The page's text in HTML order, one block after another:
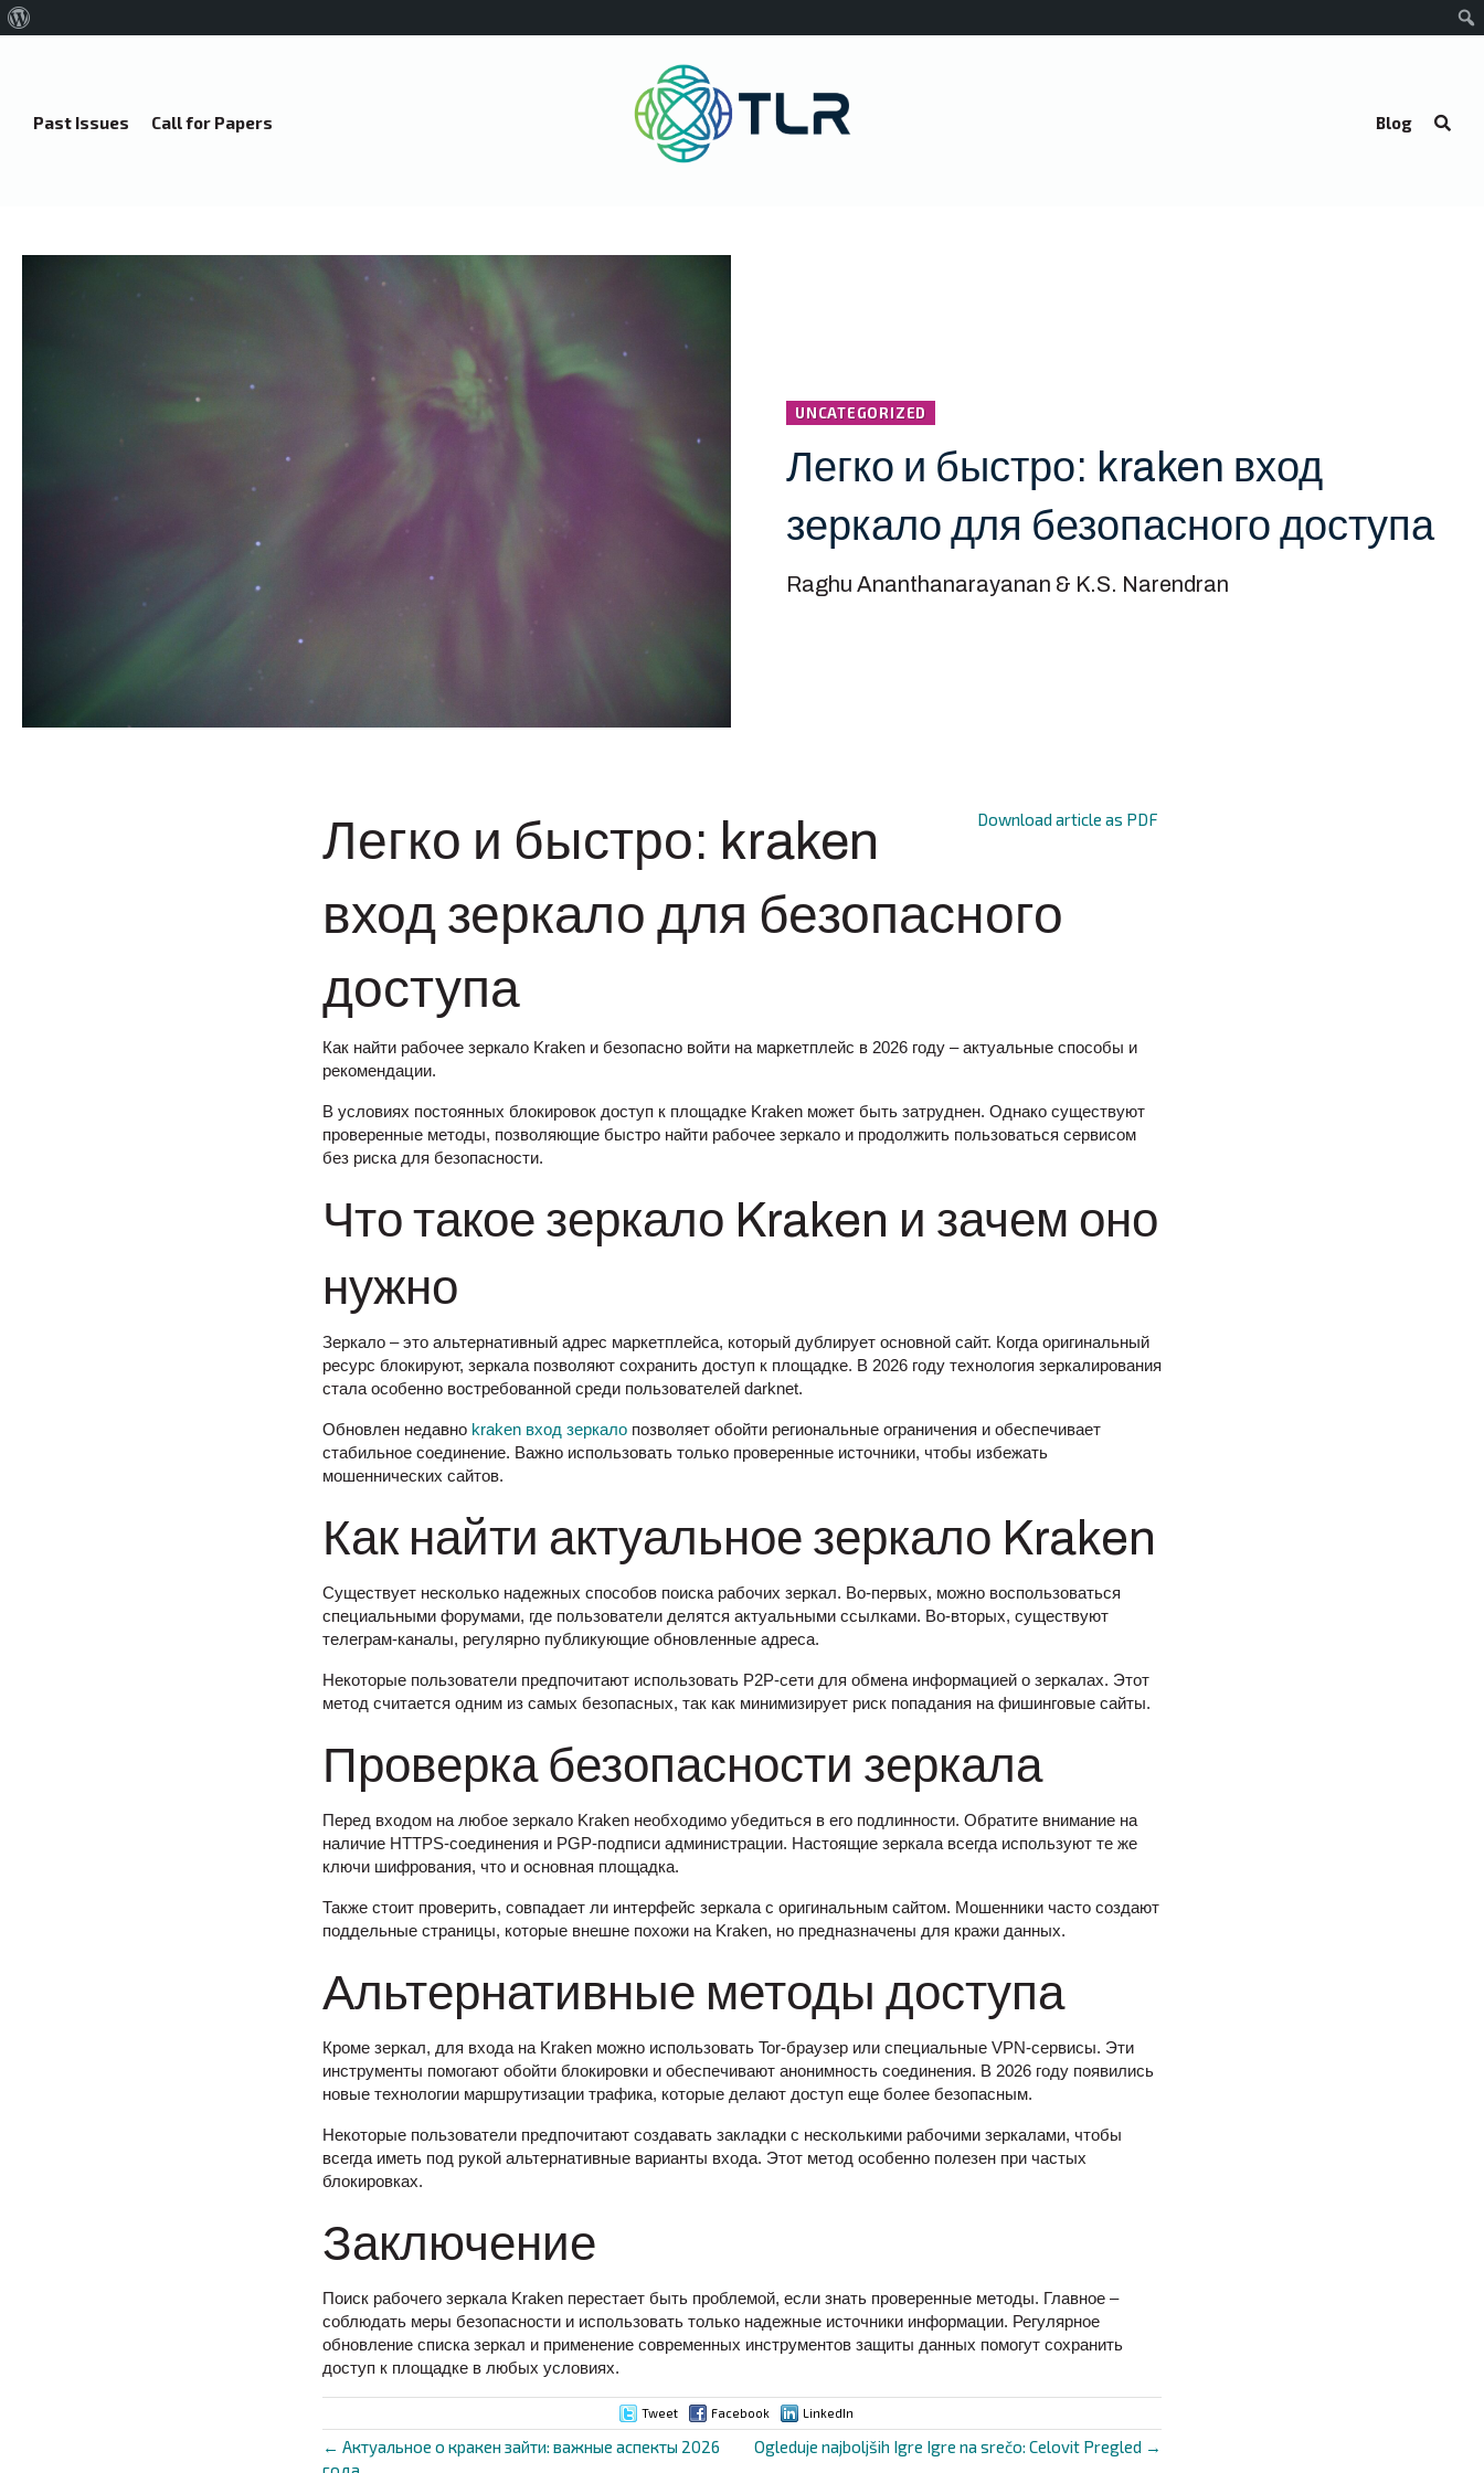
Past Issues Call for Papers Blog
UNCATEGORIZED
Легко и быстро: kraken вход
зеркало для безопасного доступа
Raghu Ananthanarayanan & K.S. Narendran
Download article as PDF
Легко и быстро: kraken
вход зеркало для безопасного
доступа
Как найти рабочее зеркало Kraken и безопасно войти на маркетплейс в 2026 году – актуальные способы и
рекомендации.
В условиях постоянных блокировок доступ к площадке Kraken может быть затруднен. Однако существуют
проверенные методы, позволяющие быстро найти рабочее зеркало и продолжить пользоваться сервисом
без риска для безопасности.
Что такое зеркало Kraken и зачем оно
нужно
Зеркало – это альтернативный адрес маркетплейса, который дублирует основной сайт. Когда оригинальный
ресурс блокируют, зеркала позволяют сохранить доступ к площадке. В 2026 году технология зеркалирования
стала особенно востребованной среди пользователей darknet.
Обновлен недавно kraken вход зеркало позволяет обойти региональные ограничения и обеспечивает
стабильное соединение. Важно использовать только проверенные источники, чтобы избежать
мошеннических сайтов.
Как найти актуальное зеркало Kraken
Существует несколько надежных способов поиска рабочих зеркал. Во-первых, можно воспользоваться
специальными форумами, где пользователи делятся актуальными ссылками. Во-вторых, существуют
телеграм-каналы, регулярно публикующие обновленные адреса.
Некоторые пользователи предпочитают использовать P2P-сети для обмена информацией о зеркалах. Этот
метод считается одним из самых безопасных, так как минимизирует риск попадания на фишинговые сайты.
Проверка безопасности зеркала
Перед входом на любое зеркало Kraken необходимо убедиться в его подлинности. Обратите внимание на
наличие HTTPS-соединения и PGP-подписи администрации. Настоящие зеркала всегда используют те же
ключи шифрования, что и основная площадка.
Также стоит проверить, совпадает ли интерфейс зеркала с оригинальным сайтом. Мошенники часто создают
поддельные страницы, которые внешне похожи на Kraken, но предназначены для кражи данных.
Альтернативные методы доступа
Кроме зеркал, для входа на Kraken можно использовать Tor-браузер или специальные VPN-сервисы. Эти
инструменты помогают обойти блокировки и обеспечивают анонимность соединения. В 2026 году появились
новые технологии маршрутизации трафика, которые делают доступ еще более безопасным.
Некоторые пользователи предпочитают создавать закладки с несколькими рабочими зеркалами, чтобы
всегда иметь под рукой альтернативные варианты входа. Этот метод особенно полезен при частых
блокировках.
Заключение
Поиск рабочего зеркала Kraken перестает быть проблемой, если знать проверенные методы. Главное –
соблюдать меры безопасности и использовать только надежные источники информации. Регулярное
обновление списка зеркал и применение современных инструментов защиты данных помогут сохранить
доступ к площадке в любых условиях.
Tweet Facebook LinkedIn
← Актуальное о кракен зайти: важные аспекты 2026
Ogleduje najboljših Igre Igre na srečo: Celovit Pregled →